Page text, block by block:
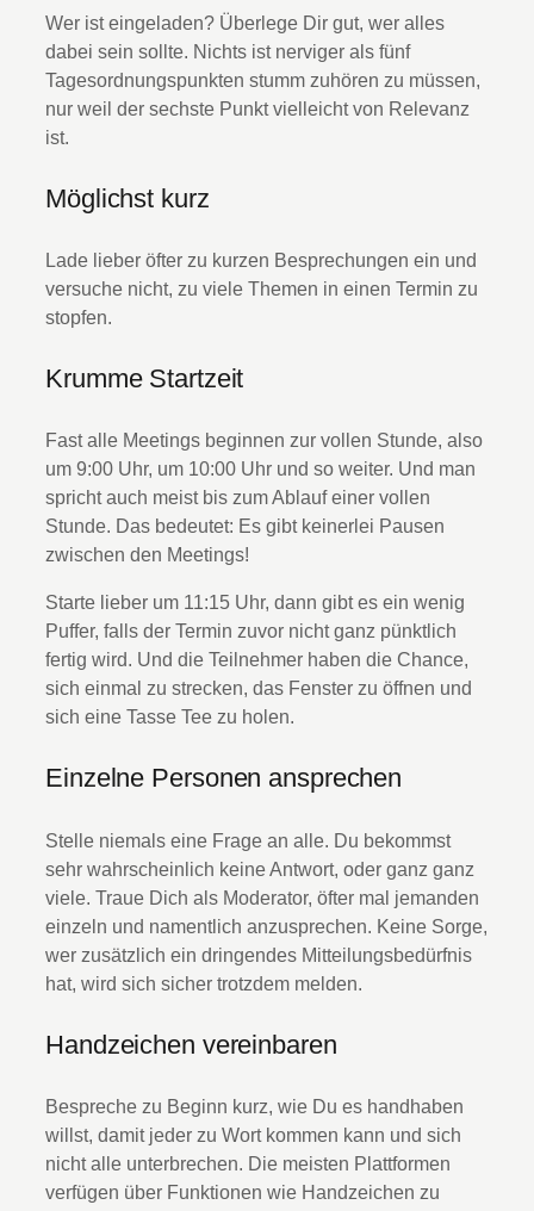
Wer ist eingeladen? Überlege Dir gut, wer alles
dabei sein sollte. Nichts ist nerviger als fünf
Tagesordnungspunkten stumm zuhören zu müssen,
nur weil der sechste Punkt vielleicht von Relevanz
ist.
Möglichst kurz
Lade lieber öfter zu kurzen Besprechungen ein und
versuche nicht, zu viele Themen in einen Termin zu
stopfen.
Krumme Startzeit
Fast alle Meetings beginnen zur vollen Stunde, also
um 9:00 Uhr, um 10:00 Uhr und so weiter. Und man
spricht auch meist bis zum Ablauf einer vollen
Stunde. Das bedeutet: Es gibt keinerlei Pausen
zwischen den Meetings!
Starte lieber um 11:15 Uhr, dann gibt es ein wenig
Puffer, falls der Termin zuvor nicht ganz pünktlich
fertig wird. Und die Teilnehmer haben die Chance,
sich einmal zu strecken, das Fenster zu öffnen und
sich eine Tasse Tee zu holen.
Einzelne Personen ansprechen
Stelle niemals eine Frage an alle. Du bekommst
sehr wahrscheinlich keine Antwort, oder ganz ganz
viele. Traue Dich als Moderator, öfter mal jemanden
einzeln und namentlich anzusprechen. Keine Sorge,
wer zusätzlich ein dringendes Mitteilungsbedürfnis
hat, wird sich sicher trotzdem melden.
Handzeichen vereinbaren
Bespreche zu Beginn kurz, wie Du es handhaben
willst, damit jeder zu Wort kommen kann und sich
nicht alle unterbrechen. Die meisten Plattformen
verfügen über Funktionen wie Handzeichen zu